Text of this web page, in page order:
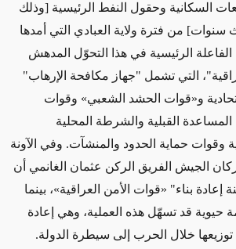
السكانية وحقول النفط الرئيسية [وذلك
سنوات] من فترة ولاية العبادي التي أمدها
الفاعلة الرئيسية في هذا التحوّل المدهش
التي تشمل "جهاز مكافحة الإرهاب"
و«قوات الحشد الشعبي» وقوات
القبلية والشرطة المحلية
وقوات حماية الحدود والمنشآت. وفي الآونة
الجيش الفريق الركن عثمان الغانمي أن
"سنة إعادة بناء" «قوات الأمن العراقية»، بينما
حيوية قد تسهّل هذه العملية، وهي إعادة
توزيعها خلال الحرب إلى سيطرة الدولة.